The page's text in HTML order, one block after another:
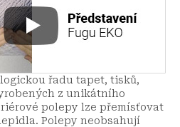
řadu tapet, tisků,
z unikátního
polepy lze přemísťovat
Polepy neobsahují